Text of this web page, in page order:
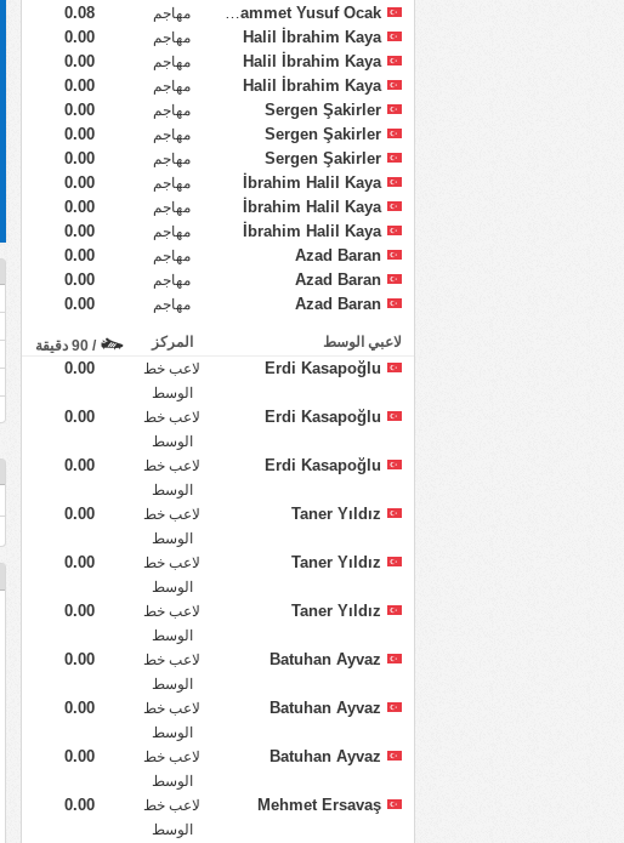
Muhammet Yusuf Ocak
مهاجم
0.08
Halil İbrahim Kaya
مهاجم
0.00
Halil İbrahim Kaya
مهاجم
0.00
Halil İbrahim Kaya
مهاجم
0.00
Sergen Şakirler
مهاجم
0.00
Sergen Şakirler
مهاجم
0.00
Sergen Şakirler
مهاجم
0.00
İbrahim Halil Kaya
مهاجم
0.00
İbrahim Halil Kaya
مهاجم
0.00
İbrahim Halil Kaya
مهاجم
0.00
Azad Baran
مهاجم
0.00
Azad Baran
مهاجم
0.00
Azad Baran
مهاجم 0.00
لاعبي الوسط المركز / 90 دقيقة
Erdi Kasapoğlu
لاعب خط
الوسط
0.00
Erdi Kasapoğlu
لاعب خط
الوسط
0.00
Erdi Kasapoğlu
لاعب خط
الوسط
0.00
Taner Yıldız
لاعب خط
الوسط
0.00
Taner Yıldız
لاعب خط
الوسط
0.00
Taner Yıldız
لاعب خط
الوسط
0.00
Batuhan Ayvaz
لاعب خط
الوسط
0.00
Batuhan Ayvaz
لاعب خط
الوسط
0.00
Batuhan Ayvaz
لاعب خط
الوسط
0.00
Mehmet Ersavaş
لاعب خط
الوسط
0.00